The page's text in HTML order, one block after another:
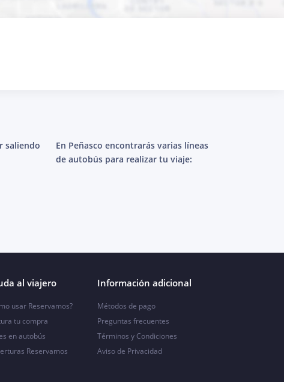
saliendo
En Peñasco encontrarás varias líneas
de autobús para realizar tu viaje:
al viajero
usar Reservamos?
tu compra
en autobús
Reservamos
Información adicional
Métodos de pago
Preguntas frecuentes
Términos y Condiciones
Aviso de Privacidad